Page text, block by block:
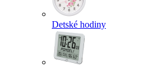
Detské hodiny